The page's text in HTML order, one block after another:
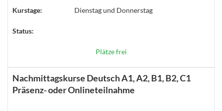
Kurstage: Dienstag und Donnerstag
Status:
Plätze frei
Nachmittagskurse Deutsch A1, A2, B1, B2, C1
Präsenz- oder Onlineteilnahme